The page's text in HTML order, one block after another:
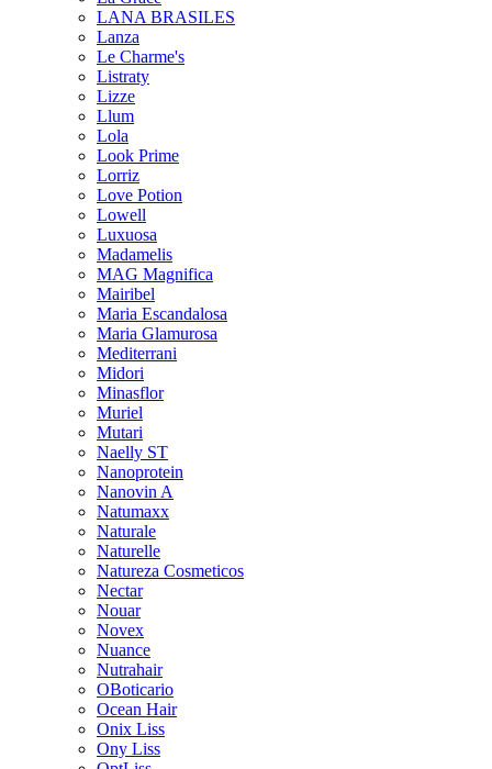
LANA BRASILES
Lanza
Le Charme's
Listraty
Lizze
Llum
Lola
Look Prime
Lorriz
Love Potion
Lowell
Luxuosa
Madamelis
MAG Magnifica
Mairibel
Maria Escandalosa
Maria Glamurosa
Mediterrani
Midori
Minasflor
Muriel
Mutari
Naelly ST
Nanoprotein
Nanovin A
Natumaxx
Naturale
Naturelle
Natureza Cosmeticos
Nectar
Nouar
Novex
Nuance
Nutrahair
OBoticario
Ocean Hair
Onix Liss
Ony Liss